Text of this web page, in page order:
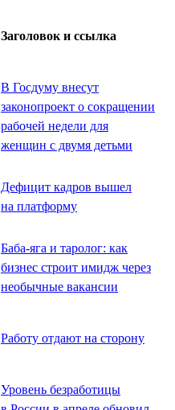
Заголовок и ссылка
В Госдуму внесут
законопроект о сокращении
рабочей недели для
женщин с двумя детьми
Дефицит кадров вышел
на платформу
Баба-яга и таролог: как
бизнес строит имидж через
необычные вакансии
Работу отдают на сторону
Уровень безработицы